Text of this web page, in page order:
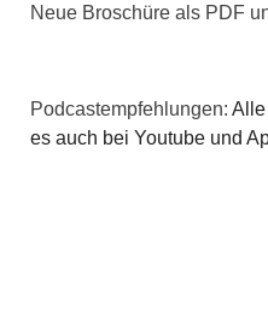
Neue Broschüre als PDF
Podcastempfehlungen: Alle
es auch bei Youtube und